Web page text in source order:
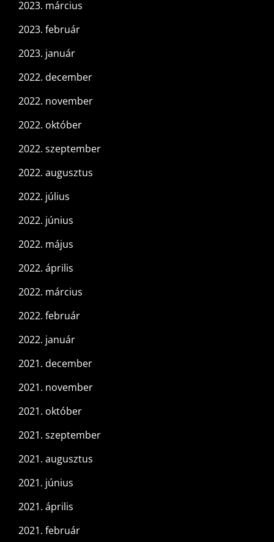
2023. március
2023. február
2023. január
2022. december
2022. november
2022. október
2022. szeptember
2022. augusztus
2022. július
2022. június
2022. május
2022. április
2022. március
2022. február
2022. január
2021. december
2021. november
2021. október
2021. szeptember
2021. augusztus
2021. június
2021. április
2021. február